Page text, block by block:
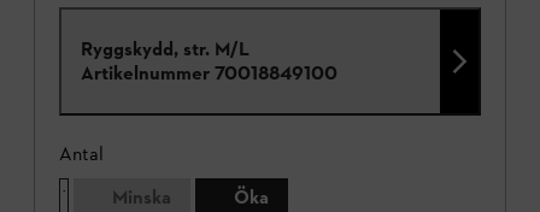
Ryggskydd, str. M/L
Artikelnummer 70018849100
Antal
Minska
Öka